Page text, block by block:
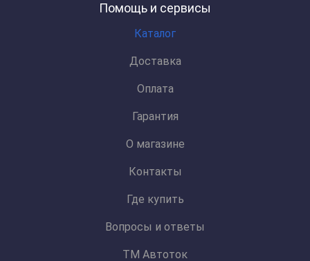
Помощь и сервисы
Каталог
Доставка
Оплата
Гарантия
О магазине
Контакты
Где купить
Вопросы и ответы
ТМ Автоток